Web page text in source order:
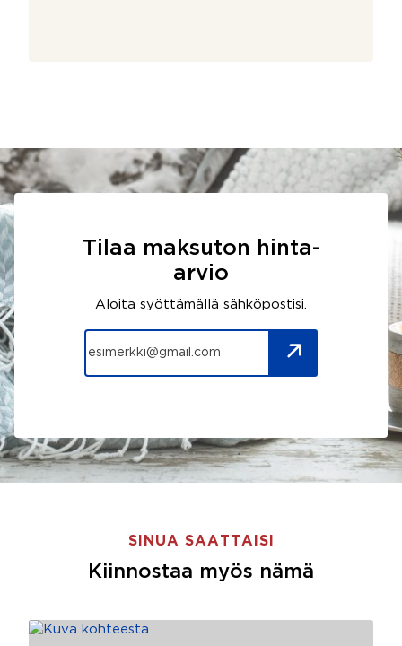
Tilaa maksuton hinta-
arvio
Aloita syöttämällä sähköpostisi.
SINUA SAATTAISI
Kiinnostaa myös nämä